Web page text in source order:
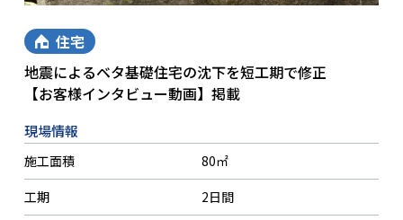
住宅
地震によるベタ基礎住宅の沈下を短工期で修正
【お客様インタビュー動画】掲載
現場情報
施工面積
80㎡
工期
2日間